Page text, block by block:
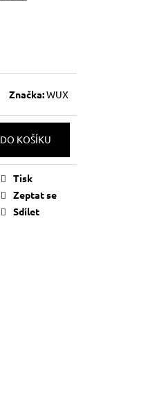
Značka:WUX
DO KOŠÍKU
Tisk
Zeptat se
Sdílet